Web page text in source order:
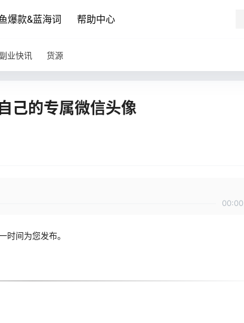
爆款&蓝海词 帮助中心
业快讯 货源
己的专属微信头像
00:00
时间为您发布。